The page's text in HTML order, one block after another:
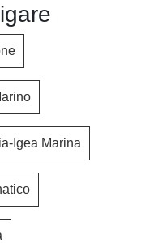
Igea Marina